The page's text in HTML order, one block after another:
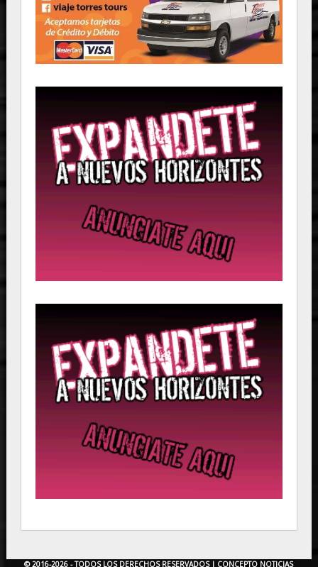
© 2016-2026 - TODOS LOS DERECHOS RESERVADOS | CONCEPTO NOTICIAS